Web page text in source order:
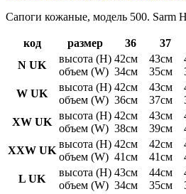
Сапоги кожаные, модель 500. Sarm
код размер 36 37
N UK
высота (H)
объем (W)
42см
34см
43см
35см
W UK
высота (H)
объем (W)
42см
36см
43см
37см
XW UK
высота (H)
объем (W)
42см
38см
43см
39см
XXW UK
высота (H)
объем (W)
42см
41см
42см
41см
L UK
высота (H)
объем (W)
43см
34см
44см
35см